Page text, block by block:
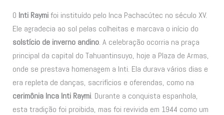
O Inti Raymifoi instituído pelo Inca Pachacútec no século XV.
Ele agradecia ao sol pelas colheitas e marcava o início do
solstício de inverno andino. A celebração ocorria na praça
principal da capital do Tahuantinsuyo, hoje a Plaza de Armas,
onde se prestava homenagem a Inti. Ela durava vários dias e
era repleta de danças, sacrifícios e oferendas, como na
cerimônia Inca Inti Raymi. Durante a conquista espanhola,
esta tradição foi proibida, mas foi revivida em 1944 como um